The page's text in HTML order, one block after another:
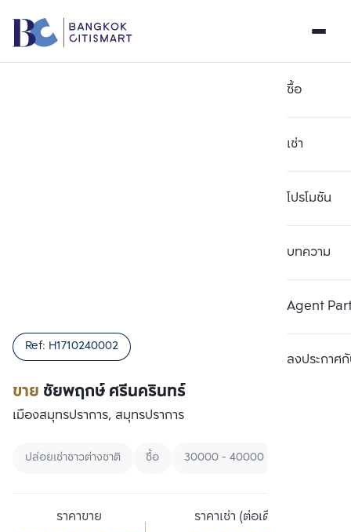
ซื้อ
เช่า
โปรโมชัน
บทความ
Agent
ลงประกาศกั
ขาย ชัยพฤกษ์ ศรีนครินทร์
Ref: H1710240002
เมืองสมุทรปราการ, สมุทรปราการ
ปล่อยเช่าชาวต่างชาติ ซื้อ 30000 - 40000
ราคาขาย ราคาเช่า (ต่อเดือน)
เปรียบเทียบ